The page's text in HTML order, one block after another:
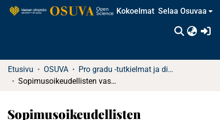
Kokoelmat Selaa Osuvaa
Etusivu OSUVA
Pro gradu -tutkielmat ja diplomityöt (rajattu saatavuus)
Sopimusoikeudellisten vastuuriskien pienentäminen vastuunrajoitusehdoilla kansainvälisessä kaupassa
Sopimusoikeudellisten